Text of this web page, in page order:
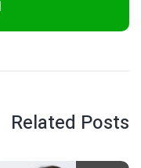
Related Posts